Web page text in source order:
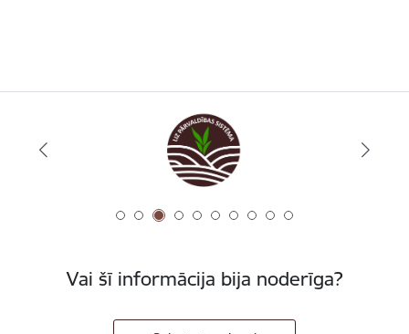
Vai šī informācija bija noderīga?